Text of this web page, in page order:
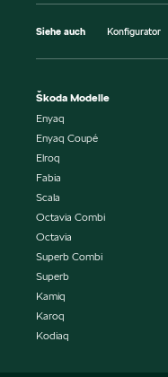
Siehe auch Konfigurator
Škoda Modelle
Enyaq
Enyaq Coupé
Elroq
Fabia
Scala
Octavia Combi
Octavia
Superb Combi
Superb
Kamiq
Karoq
Kodiaq